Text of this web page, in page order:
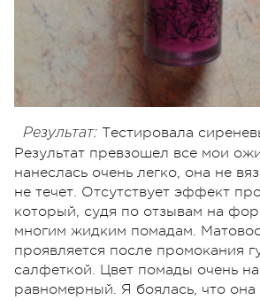
Результат: Тестировала
Результат превзошел все мои
нанеслась очень легко, она не
не течет. Отсутствует эффект
который, судя по отзывам на
многим жидким помадам.
проявляется после промокания
салфеткой. Цвет помады очень
равномерный. Я боялась, что